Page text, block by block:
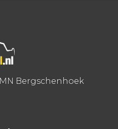
MN Bergschenhoek